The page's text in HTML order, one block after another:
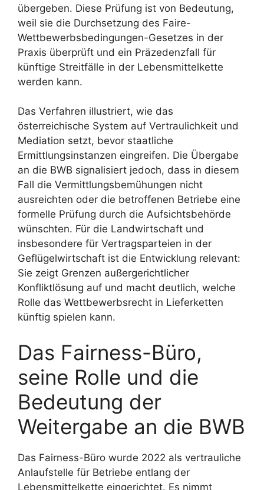
übergeben. Diese Prüfung ist von Bedeutung,
weil sie die Durchsetzung des Faire-
Wettbewerbsbedingungen-Gesetzes in der
Praxis überprüft und ein Präzedenzfall für
künftige Streitfälle in der Lebensmittelkette
werden kann.
Das Verfahren illustriert, wie das
österreichische System auf Vertraulichkeit und
Mediation setzt, bevor staatliche
Ermittlungsinstanzen eingreifen. Die Übergabe
an die BWB signalisiert jedoch, dass in diesem
Fall die Vermittlungsbemühungen nicht
ausreichten oder die betroffenen Betriebe eine
formelle Prüfung durch die Aufsichtsbehörde
wünschten. Für die Landwirtschaft und
insbesondere für Vertragsparteien in der
Geflügelwirtschaft ist die Entwicklung relevant:
Sie zeigt Grenzen außergerichtlicher
Konfliktlösung auf und macht deutlich, welche
Rolle das Wettbewerbsrecht in Lieferketten
künftig spielen kann.
Das Fairness-Büro,
seine Rolle und die
Bedeutung der
Weitergabe an die BWB
Das Fairness-Büro wurde 2022 als vertrauliche
Anlaufstelle für Betriebe entlang der
Lebensmittelkette eingerichtet. Es nimmt